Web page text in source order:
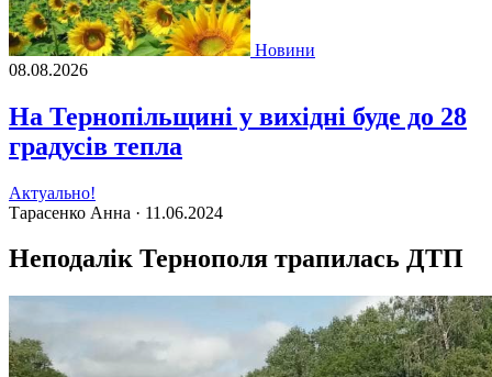
Новини
08.08.2026
На Тернопільщині у вихідні буде до 28
градусів тепла
Актуально!
Тарасенко Анна · 11.06.2024
Неподалік Тернополя трапилась ДТП